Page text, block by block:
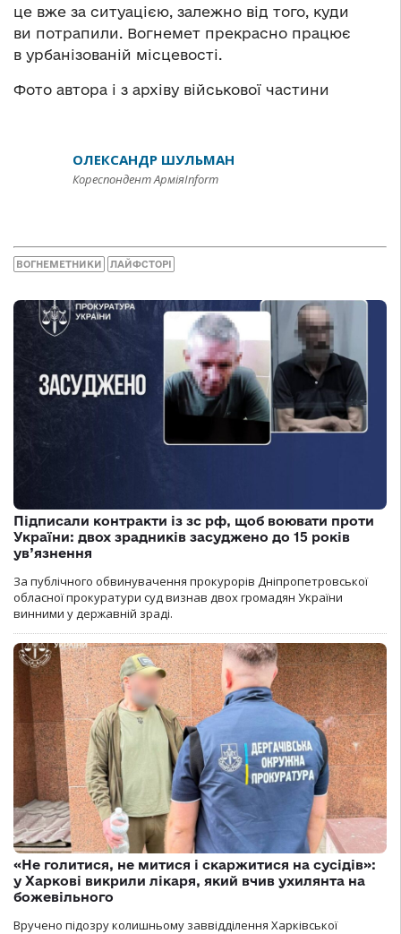
це вже за ситуацією, залежно від того, куди
ви потрапили. Вогнемет прекрасно працює
в урбанізованій місцевості.
Фото автора і з архіву військової частини
ОЛЕКСАНДР ШУЛЬМАН
Кореспондент АрміяInform
ВОГНЕМЕТНИКИ ЛАЙФСТОРІ
Підписали контракти із зс рф, щоб воювати проти
України: двох зрадників засуджено до 15 років
ув’язнення
За публічного обвинувачення прокурорів Дніпропетровської
обласної прокуратури суд визнав двох громадян України
винними у державній зраді.
«Не голитися, не митися і скаржитися на сусідів»:
у Харкові викрили лікаря, який вчив ухилянта на
божевільного
Вручено підозру колишньому заввідділення Харківської